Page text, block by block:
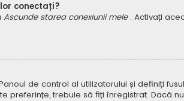
conectați?
Ascunde starea conexiunii mele . Activați
de control al utilizatorului și definiți
preferințe, trebuie să fiți înregistrat. Dacă